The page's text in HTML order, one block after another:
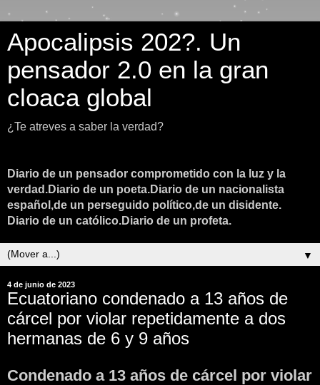
Apocalipsis 202?. Un
pensador 2.0 en la gran
cloaca global
¿Te atreves a saber la verdad?
Diario de un pensador comprometido con la luz y la
verdad.Diario de un poeta.Diario de un nacionalista
español,de un perseguido político,de un disidente.
Diario de un católico.Diario de un profeta.
▼
4 de junio de 2023
Ecuatoriano condenado a 13 años de
cárcel por violar repetidamente a dos
hermanas de 6 y 9 años
Condenado a 13 años de cárcel por violar